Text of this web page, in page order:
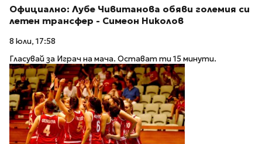
Официално: Лубе Чивитанова обяви големия си
летен трансфер - Симеон Николов
8 юли, 17:58
Гласувай за Играч на мача. Остават ти 15 минути.